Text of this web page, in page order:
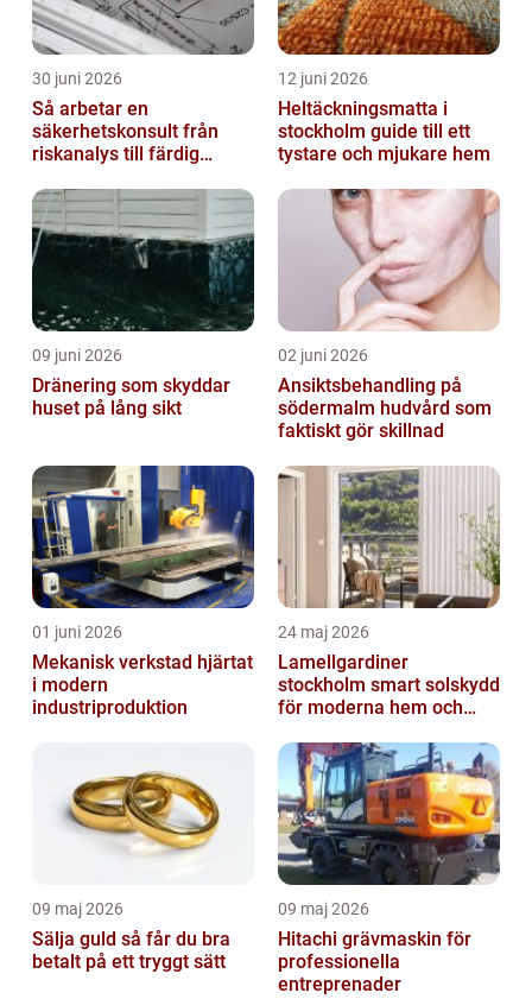
30 juni 2026
Så arbetar en
säkerhetskonsult från
riskanalys till färdig
12 juni 2026
Heltäckningsmatta i
stockholm guide till ett
tystare och mjukare hem
09 juni 2026
Dränering som skyddar
huset på lång sikt
02 juni 2026
Ansiktsbehandling på
södermalm hudvård som
faktiskt gör skillnad
01 juni 2026
Mekanisk verkstad hjärtat
i modern
industriproduktion
24 maj 2026
Lamellgardiner
stockholm smart solskydd
för moderna hem och
09 maj 2026
Sälja guld så får du bra
betalt på ett tryggt sätt
09 maj 2026
Hitachi grävmaskin för
professionella
entreprenader